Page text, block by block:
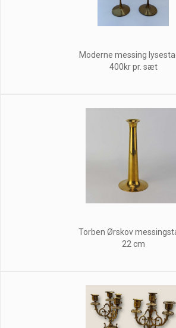
Moderne messing
400kr pr. sæt
Torben Ørskov
22 cm